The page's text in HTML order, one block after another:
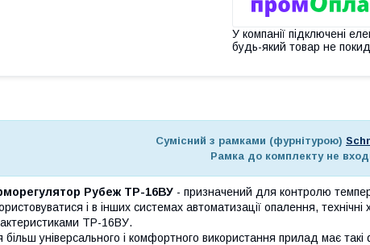
У компанії підключені
будь-який товар не
Сумісний з рамками (фурнітурою)
Рамка до комплекту не
Рубеж ТР-16ВУ - призначений для контролю
і в інших системах автоматизації опалення, технічні
ТР-16ВУ.
більш універсального і комфортного використання прилад має такі